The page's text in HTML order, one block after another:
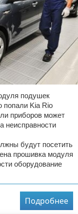
подушек
попали Kia Rio
приборов может
неисправности
будут посетить
прошивка модуля
оборудование
Подробнее